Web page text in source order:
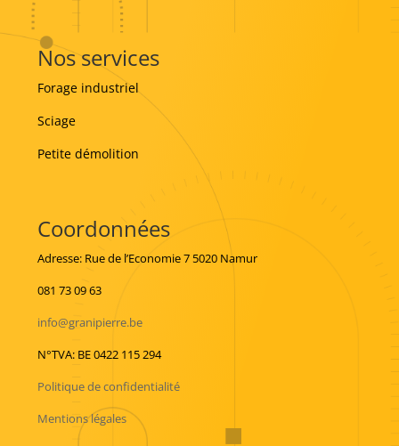
Nos services
Forage industriel
Sciage
Petite démolition
Coordonnées
Adresse: Rue de l’Economie 7 5020 Namur
081 73 09 63
info@granipierre.be
N°TVA: BE 0422 115 294
Politique de confidentialité
Mentions légales